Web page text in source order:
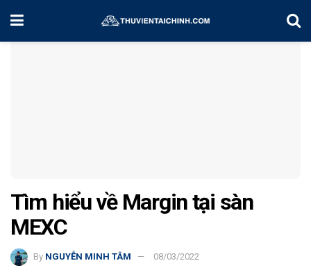
Home
Tìm hiểu về Margin tại sàn
MEXC
By NGUYỄN MINH TÂM 08/03/2022